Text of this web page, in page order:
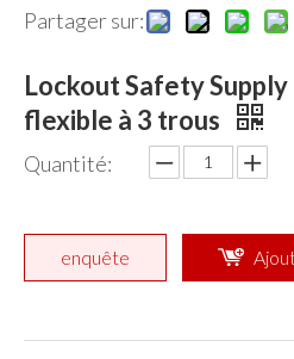
Partager sur:
Lockout Safety
flexible à 3 trous
Quantité:
enquête